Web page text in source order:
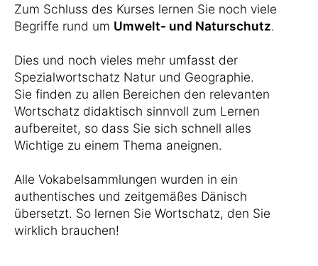
Zum Schluss des Kurses lernen Sie noch viele
Begriffe rund um Umwelt- und Naturschutz.
Dies und noch vieles mehr umfasst der
Spezialwortschatz Natur und Geographie.
Sie finden zu allen Bereichen den relevanten
Wortschatz didaktisch sinnvoll zum Lernen
aufbereitet, so dass Sie sich schnell alles
Wichtige zu einem Thema aneignen.
Alle Vokabelsammlungen wurden in ein
authentisches und zeitgemäßes Dänisch
übersetzt. So lernen Sie Wortschatz, den Sie
wirklich brauchen!